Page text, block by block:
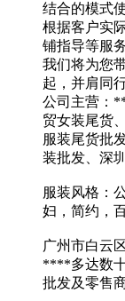
结合的模式
根据客户实
铺指导等服
我们将为您
起，并肩同行
公司主营：
贸女装尾货
服装尾货批
装批发、深
服装风格：
妇，简约，
广州市白云
****多达数
批发及零售